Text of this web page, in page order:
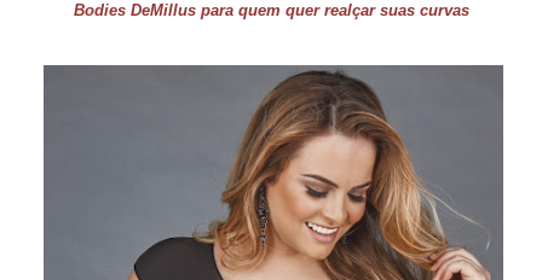
Bodies DeMillus para quem quer realçar suas curvas